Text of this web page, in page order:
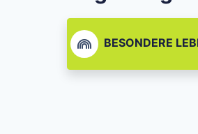
BESONDERE